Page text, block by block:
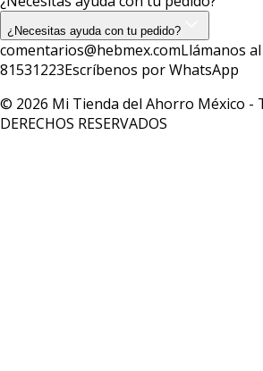
¿Necesitas ayuda con tu pedido?
comentarios@hebmex.comLlámanos al
81531223Escríbenos por WhatsApp
© 2026 Mi Tienda del Ahorro México -
DERECHOS RESERVADOS